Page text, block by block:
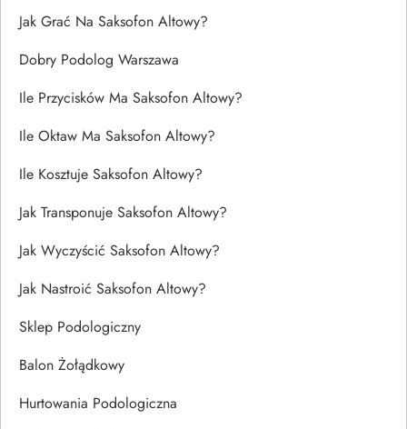
Jak Grać Na Saksofon Altowy?
Dobry Podolog Warszawa
Ile Przycisków Ma Saksofon Altowy?
Ile Oktaw Ma Saksofon Altowy?
Ile Kosztuje Saksofon Altowy?
Jak Transponuje Saksofon Altowy?
Jak Wyczyścić Saksofon Altowy?
Jak Nastroić Saksofon Altowy?
Sklep Podologiczny
Balon Żołądkowy
Hurtowania Podologiczna